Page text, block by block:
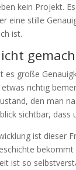
kein Projekt.
eine stille
ist.
es große
richtig
den man
sichtbar,
ist dieser
ist so